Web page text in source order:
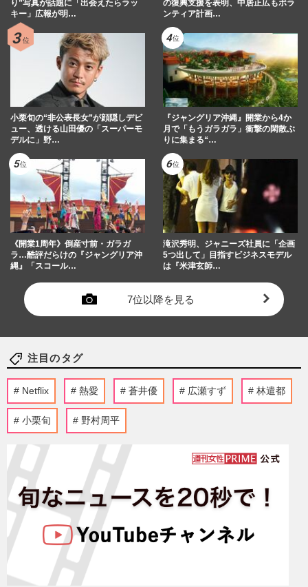
り”写真が話題に「出会えたらラッ
キー」広報が明…
の復興支援を表明、中居正広もボラ
ンティア計画…
小栗旬の“非公表長女”が顔隠しデビ
ュー、透ける山田優の「スーパーモ
デルに」野…
『ジャングリア沖縄』開業から4か
月で「もうガラガラ」衝撃の閑散ぶ
りに集まる“…
《開業1周年》倒産寸前・ガラガ
ラ…酷評だらけの『ジャングリア沖
縄』「スコール…
滝沢秀明、ジャニーズ社員に「企画
5つ出して」目指すビジネスモデル
は『米津玄師…
7位以降を見る
注目のタグ
Netflix 熱愛 蒼井優 広瀬すず 林遣都
小栗旬 野村周平